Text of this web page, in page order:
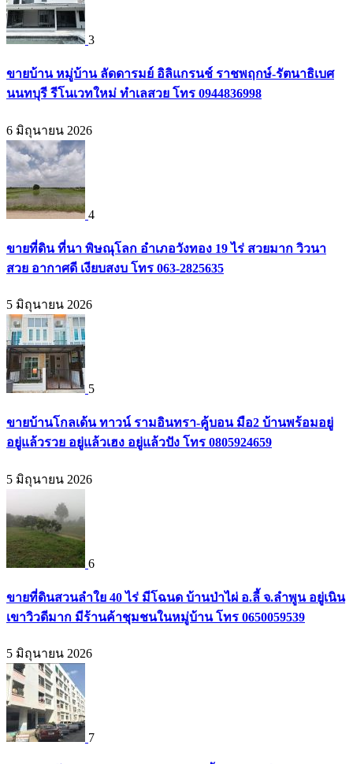
3
ขายบ้าน หมู่บ้าน ลัดดารมย์ อิลิแกรนช์ ราชพฤกษ์-รัตนาธิเบศ
นนทบุรี รีโนเวทใหม่ ทำเลสวย โทร 0944836998
6 มิถุนายน 2026
4
ขายที่ดิน ที่นา พิษณุโลก อำเภอวังทอง 19 ไร่ สวยมาก วิวนา
สวย อากาศดี เงียบสงบ โทร 063-2825635
5 มิถุนายน 2026
5
ขายบ้านโกลเด้น ทาวน์ รามอินทรา-คู้บอน มือ2 บ้านพร้อมอยู่
อยู่แล้วรวย อยู่แล้วเฮง อยู่แล้วปัง โทร 0805924659
5 มิถุนายน 2026
6
ขายที่ดินสวนลำใย 40 ไร่ มีโฉนด บ้านป่าไผ่ อ.ลี้ จ.ลำพูน อยู่เนิน
เขาวิวดีมาก มีร้านค้าชุมชนในหมู่บ้าน โทร 0650059539
5 มิถุนายน 2026
7